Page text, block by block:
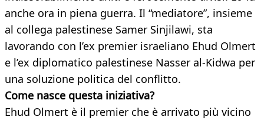
anche ora in piena guerra. Il “mediatore”, insieme
al collega palestinese Samer Sinjilawi, sta
lavorando con l’ex premier israeliano Ehud Olmert
e l’ex diplomatico palestinese Nasser al-Kidwa per
una soluzione politica del conflitto.
Come nasce questa iniziativa?
Ehud Olmert è il premier che è arrivato più vicino